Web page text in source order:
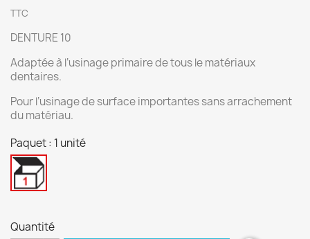
TTC
DENTURE 10
Adaptée à l‘usinage primaire de tous le matériaux
dentaires.
Pour l‘usinage de surface importantes sans arrachement
du matériau.
Paquet : 1 unité
1
Quantité